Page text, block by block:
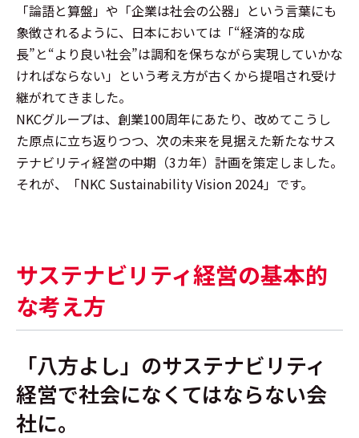
「論語と算盤」や「企業は社会の公器」という言葉にも
象徴されるように、日本においては「“経済的な成
長”と“より良い社会”は調和を保ちながら実現していかな
ければならない」という考え方が古くから提唱され受け
継がれてきました。
NKCグループは、創業100周年にあたり、改めてこうし
た原点に立ち返りつつ、次の未来を見据えた新たなサス
テナビリティ経営の中期（3カ年）計画を策定しました。
それが、「NKC Sustainability Vision 2024」です。
サステナビリティ経営の基本的
な考え方
「八方よし」のサステナビリティ
経営で社会になくてはならない会
社に。